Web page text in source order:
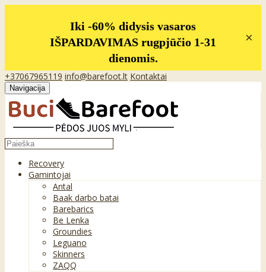
Iki -60% didysis vasaros
IŠPARDAVIMAS rugpjūčio 1-31
dienomis.
×
+37067965119 info@barefoot.lt Kontaktai
Navigacija
Recovery
Gamintojai
Antal
Baak darbo batai
Barebarics
Be Lenka
Groundies
Leguano
Skinners
ZAQQ